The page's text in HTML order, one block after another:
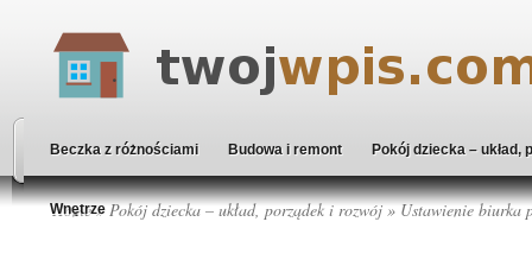
Beczka z różnościami Budowa i remont Pokój dziecka – układ,
Wnętrze
Home»Pokój dziecka – układ, porządek i rozwój» Ustawienie biurka